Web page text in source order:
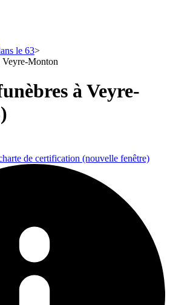
le 63
Veyre-Monton
à Veyre-
de certification (nouvelle fenêtre)